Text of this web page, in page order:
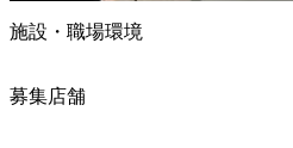
施設・職場環境
募集店舗